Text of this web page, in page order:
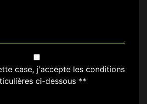
case, j'accepte les conditions
ci-dessous **